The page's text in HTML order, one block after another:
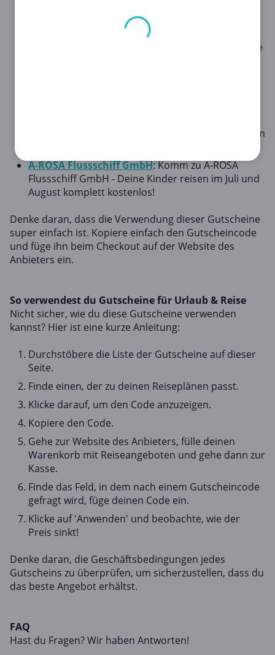
bei Lastminute – Du wirst es nicht glauben, wie
: Unglaublich! Entdecke
Traumurlaub bei Barcelo Hotels & Resorts mit dem
A-ROSA Flussschiff GmbH: Komm zu A-ROSA
Flussschiff GmbH - Deine Kinder reisen im Juli und
August komplett kostenlos!
Denke daran, dass die Verwendung dieser Gutscheine
super einfach ist. Kopiere einfach den Gutscheincode
und füge ihn beim Checkout auf der Website des
Anbieters ein.
So verwendest du Gutscheine für Urlaub & Reise
Nicht sicher, wie du diese Gutscheine verwenden
kannst? Hier ist eine kurze Anleitung:
Durchstöbere die Liste der Gutscheine auf dieser
Seite.
Finde einen, der zu deinen Reiseplänen passt.
Klicke darauf, um den Code anzuzeigen.
Kopiere den Code.
Gehe zur Website des Anbieters, fülle deinen
Warenkorb mit Reiseangeboten und gehe dann zur
Kasse.
Finde das Feld, in dem nach einem Gutscheincode
gefragt wird, füge deinen Code ein.
Klicke auf 'Anwenden' und beobachte, wie der
Preis sinkt!
Denke daran, die Geschäftsbedingungen jedes
Gutscheins zu überprüfen, um sicherzustellen, dass du
das beste Angebot erhältst.
FAQ
Hast du Fragen? Wir haben Antworten!